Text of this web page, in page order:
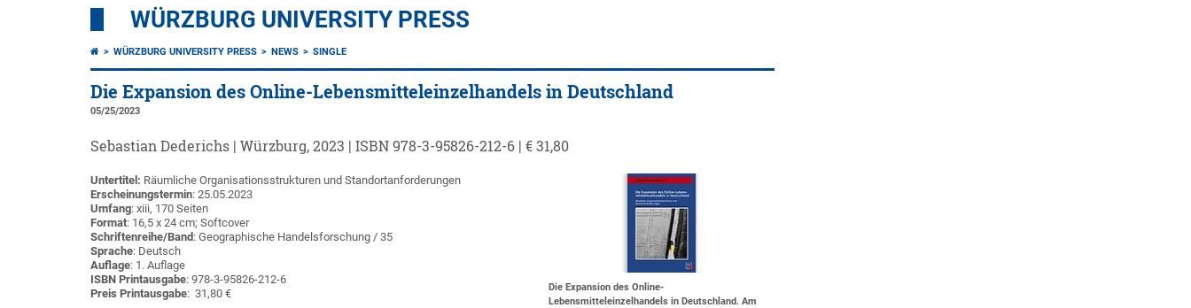
WÜRZBURG UNIVERSITY PRESS
WÜRZBURG UNIVERSITY PRESS NEWS SINGLE
Die Expansion des Online-Lebensmitteleinzelhandels in Deutschland
05/25/2023
Sebastian Dederichs | Würzburg, 2023 | ISBN 978-3-95826-212-6 | € 31,80
Die Expansion des Online-
Lebensmitteleinzelhandels in Deutschland. Am
Untertitel: Räumliche Organisationsstrukturen und Standortanforderungen
Erscheinungstermin: 25.05.2023
Umfang: xiii, 170 Seiten
Format: 16,5 x 24 cm; Softcover
Schriftenreihe/Band : Geographische Handelsforschung / 35
Sprache: Deutsch
Auflage: 1. Auflage
ISBN Printausgabe: 978-3-95826-212-6
Preis Printausgabe: 31,80 €